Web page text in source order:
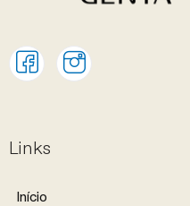
Links
Início